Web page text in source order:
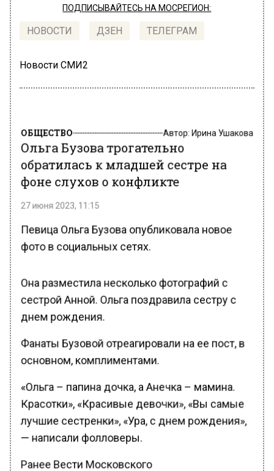
ПОДПИСЫВАЙТЕСЬ НА МОСРЕГИОН:
НОВОСТИ ДЗЕН ТЕЛЕГРАМ
Новости СМИ2
ОБЩЕСТВО Автор:Ирина Ушакова
Ольга Бузова трогательно
обратилась к младшей сестре на
фоне слухов о конфликте
27 июня 2023, 11:15
Певица Ольга Бузова опубликовала новое
фото в социальных сетях.
Она разместила несколько фотографий с
сестрой Анной. Ольга поздравила сестру с
днем рождения.
Фанаты Бузовой отреагировали на ее пост, в
основном, комплиментами.
«Ольга – папина дочка, а Анечка – мамина.
Красотки», «Красивые девочки», «Вы самые
лучшие сестренки», «Ура, с днем рождения»,
— написали фолловеры.
Ранее Вести Московского